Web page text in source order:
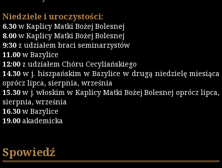
Niedziele i uroczystości:
6.30 w Kaplicy Matki Bożej Bolesnej
8.00 w Kaplicy Matki Bożej Bolesnej
9:30 z udziałem braci seminarzystów
11.00 w Bazylice
12:00 z udziałem Chóru Cecyliańskiego
14.30 w j. hiszpańskim w Bazylice w drugą niedzielę miesiąca
oprócz lipca, sierpnia, września
15.30 w j. włoskim w Kaplicy Matki Bożej Bolesnej oprócz lipca,
sierpnia, września
16.30 w Bazylice
19.00 akademicka
Spowiedź